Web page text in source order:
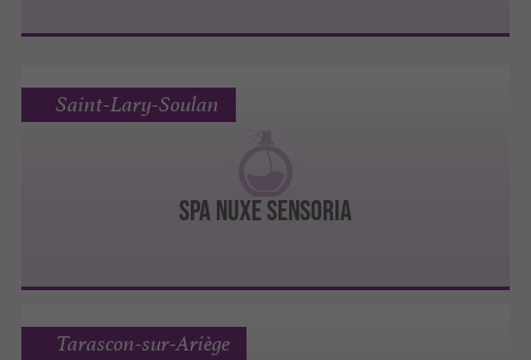
Spa Nuxe Sensoria
Saint-Lary-Soulan
Tarascon-sur-Ariège